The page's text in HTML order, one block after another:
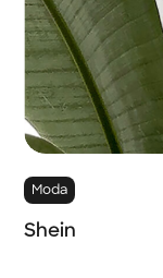
Moda
Shein